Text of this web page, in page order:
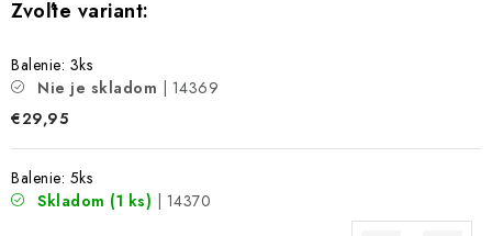
Balenie: 3ks
Nie je skladom
| 14369
€29,95
Balenie: 5ks
Skladom (1 ks) | 14370